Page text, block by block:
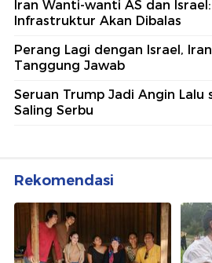
Iran Wanti-wanti AS dan
Infrastruktur Akan Dibalas
Perang Lagi dengan Israel,
Tanggung Jawab
Seruan Trump Jadi Angin Lalu
Saling Serbu
Rekomendasi